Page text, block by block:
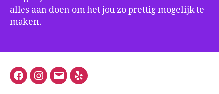
alles aan doen om het jou zo prettig mogelijk te
maken.
FacebookInstagram
E-
Yelp